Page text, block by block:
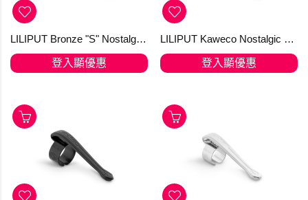
LILIPUT Bronze "S" Nostalgic Clip for the Ball Pen
登入顯優惠
LILIPUT Kaweco Nostalgic Clip Black "M" Fountain Pen and Ball Pen with Cap
登入顯優惠